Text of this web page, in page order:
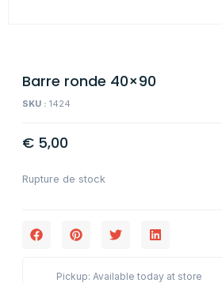
Barre ronde 40×90
SKU : 1424
€ 5,00
Rupture de stock
Pickup: Available today at store